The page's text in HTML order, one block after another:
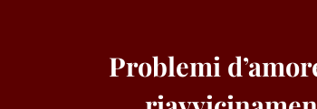
Problemi